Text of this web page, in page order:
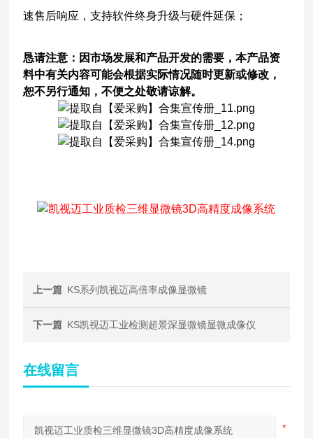
速售后响应，支持软件终身升级与硬件延保；
恳请注意：因市场发展和产品开发的需要，本产品资
料中有关内容可能会根据实际情况随时更新或修改，
恕不另行通知，不便之处敬请谅解。
上一篇 KS系列凯视迈高倍率成像显微镜
下一篇 KS凯视迈工业检测超景深显微镜显微成像仪
在线留言